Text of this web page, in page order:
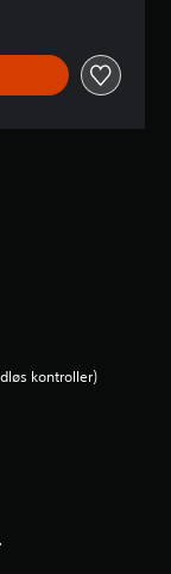
kontroller)